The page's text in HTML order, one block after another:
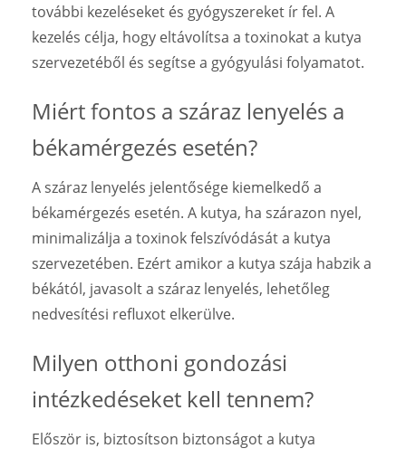
további kezeléseket és gyógyszereket ír fel. A
kezelés célja, hogy eltávolítsa a toxinokat a kutya
szervezetéből és segítse a gyógyulási folyamatot.
Miért fontos a száraz lenyelés a
békamérgezés esetén?
A száraz lenyelés jelentősége kiemelkedő a
békamérgezés esetén. A kutya, ha szárazon nyel,
minimalizálja a toxinok felszívódását a kutya
szervezetében. Ezért amikor a kutya szája habzik a
békától, javasolt a száraz lenyelés, lehetőleg
nedvesítési refluxot elkerülve.
Milyen otthoni gondozási
intézkedéseket kell tennem?
Először is, biztosítson biztonságot a kutya